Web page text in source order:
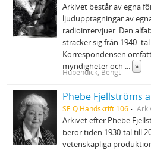
Arkivet består av egna
ljudupptagningar av
radiointervjuer. Den
sträcker sig från 1940-
Korrespondensen
myndigheter och ... »
Hubendick, Bengt
Phebe Fjellströms
SE Q Handskrift 106
Arkivet efter Phebe
berör tiden 1930‐tal till
vetenskapliga